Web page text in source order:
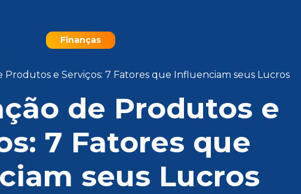
Finanças
Produtos e Serviços: 7 Fatores que Influenciam seus Lucros
de Produtos e
7 Fatores que
seus Lucros